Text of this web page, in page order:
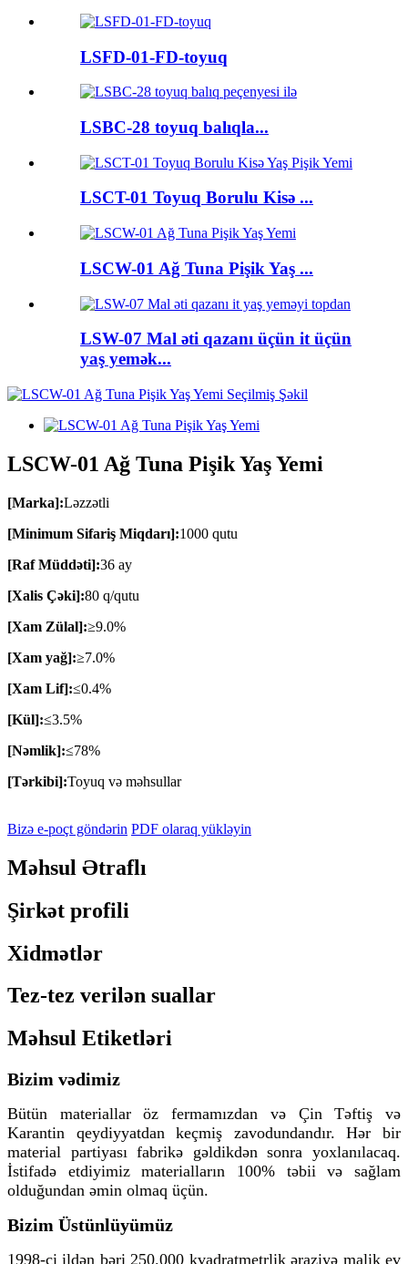
LSFD-01-FD-toyuq
LSBC-28 toyuq balıqla...
LSCT-01 Toyuq Borulu Kisə ...
LSCW-01 Ağ Tuna Pişik Yaş ...
LSW-07 Mal əti qazanı üçün it üçün
yaş yemək...
LSCW-01 Ağ Tuna Pişik Yaş Yemi
[Marka]:Ləzzətli
[Minimum Sifariş Miqdarı]:1000 qutu
[Raf Müddəti]:36 ay
[Xalis Çəki]:80 q/qutu
[Xam Zülal]:≥9.0%
[Xam yağ]:≥7.0%
[Xam Lif]:≤0.4%
[Kül]:≤3.5%
[Nəmlik]:≤78%
[Tərkibi]:Toyuq və məhsullar
Bizə e-poçt göndərin PDF olaraq yükləyin
Məhsul Ətraflı
Şirkət profili
Xidmətlər
Tez-tez verilən suallar
Məhsul Etiketləri
Bizim vədimiz
Bütün materiallar öz fermamızdan və Çin Təftiş və
Karantin qeydiyyatdan keçmiş zavodundandır. Hər bir
material partiyası fabrikə gəldikdən sonra yoxlanılacaq.
İstifadə etdiyimiz materialların 100% təbii və sağlam
olduğundan əmin olmaq üçün.
Bizim Üstünlüyümüz
1998-ci ildən bəri 250.000 kvadratmetrlik əraziyə malik ev